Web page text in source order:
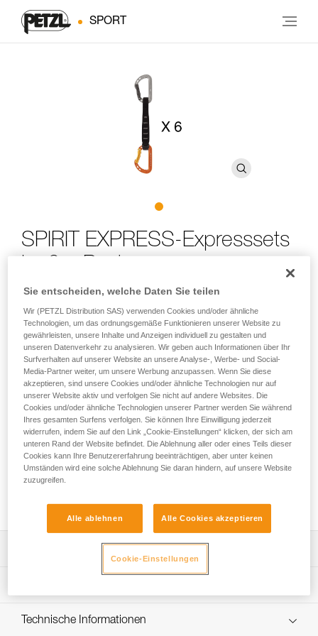
SPORT
SPIRIT EXPRESS-Expresssets
6er-Pack
DAS Expressset zum Sportklettern und Auschecken von
Kletterrouten! Das Set enthält sechs Expresssets mit einer
Länge von 17 cm; ideal, um sein vorhandenes Exen-Set zu
vervollständigen. Das SPIRIT EXPRESS-Expressset ist leicht,
ergonomisch geformt und vielseitig einsetzbar. Das Design
der SPIRIT-Karabiner optimiert die Handgriffe beim Klettern.
Das Keylock-System der Karabiner verhindert, dass sie sich
beim Ein- und Aushängen verhaken. Die ergonomische
EXPRESS-Schlinge liegt perfekt in der Hand. Das
ausgezeichnete Verhältnis zwischen Gewichtsersparnis und
Leistungsfähigkeit ermöglicht, viele Felsrouten nacheinander
zu klettern oder sich in Mehrseillängenrouten zu wagen.
Leistungsverzeichnis
und Leistungsfähigkeit.
Bruchlast längs: 23 kN
Technische Informationen
Sie entscheiden, welche Daten Sie teilen
Wir (PETZL Distribution SAS) verwenden Cookies und/oder ähnliche
Technologien, um das ordnungsgemäße Funktionieren unserer Website zu
gewährleisten, unsere Inhalte und Anzeigen individuell zu gestalten und
unseren Datenverkehr zu analysieren. Wir geben auch Informationen über Ihr
Surfverhalten auf unserer Website an unsere Analyse-, Werbe- und Social-
Media-Partner weiter, um unsere Werbung anzupassen. Wenn Sie diese
akzeptieren, sind unsere Cookies und/oder ähnliche Technologien nur auf
unserer Website aktiv und verfolgen Sie nicht auf andere Websites. Die
Cookies und/oder ähnliche Technologien unserer Partner werden Sie während
Ihres gesamten Surfens verfolgen. Sie können Ihre Einwilligung jederzeit
widerrufen, indem Sie auf den Link „Cookie-Einstellungen“ klicken, der sich am
unteren Rand der Website befindet. Die Ablehnung aller oder eines Teils dieser
Cookies kann Ihre Benutzererfahrung beeinträchtigen, aber unter keinen
Umständen wird eine solche Ablehnung Sie daran hindern, auf unsere Website
zuzugreifen.
Alle ablehnen Alle Cookies akzeptieren
Cookie-Einstellungen